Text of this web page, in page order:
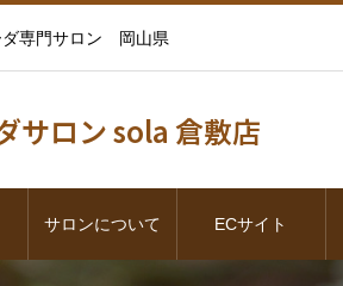
ダ専門サロン 岡山県
サロン sola 倉敷店
サロンについて ECサイト